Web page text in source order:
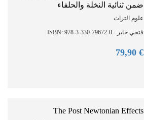
ضمن ثنائية النخلة والحلفاء
علوم التراث
فتحي جابر - ISBN: 978-3-330-79672-0
€ 79,
90
The Post Newtonian Effects